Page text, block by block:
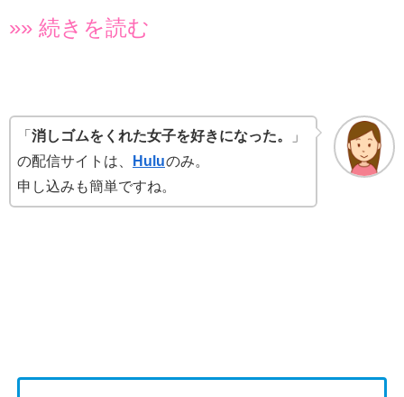
»» 続きを読む
「 消しゴムをくれた女子を好きになった。
」
の配信サイトは、
Huluのみ。
申し込みも簡単ですね。